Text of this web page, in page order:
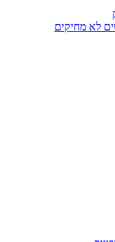
לא מחיקים